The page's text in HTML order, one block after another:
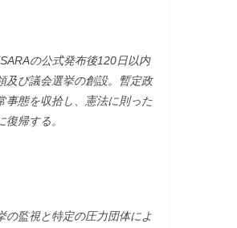
の公式発布後120日以内
及び議会選挙の創設。暫定政
事態を収拾し、憲法に則った
復帰する。
の監視と特定の圧力団体によ